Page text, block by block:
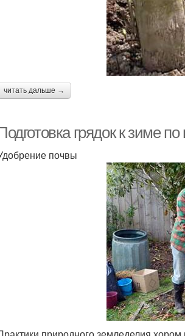
читать дальше →
грядок к зиме
почвы